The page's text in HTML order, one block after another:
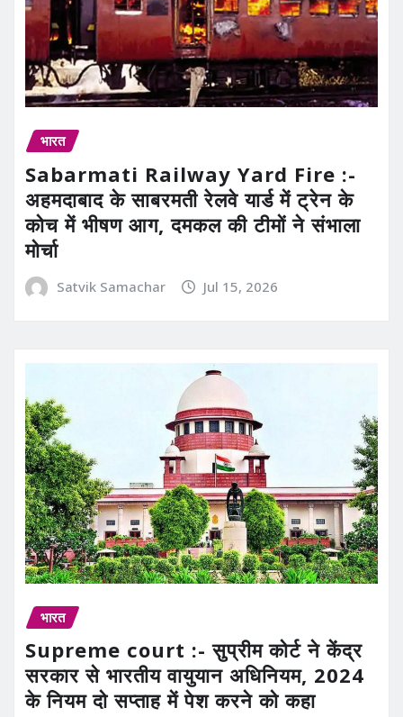
भारत
Sabarmati Railway Yard Fire :-
अहमदाबाद के साबरमती रेलवे यार्ड में ट्रेन के
कोच में भीषण आग, दमकल की टीमों ने संभाला
मोर्चा
Satvik Samachar Jul 15, 2026
भारत
Supreme court :- सुप्रीम कोर्ट ने केंद्र
सरकार से भारतीय वायुयान अधिनियम, 2024
के नियम दो सप्ताह में पेश करने को कहा